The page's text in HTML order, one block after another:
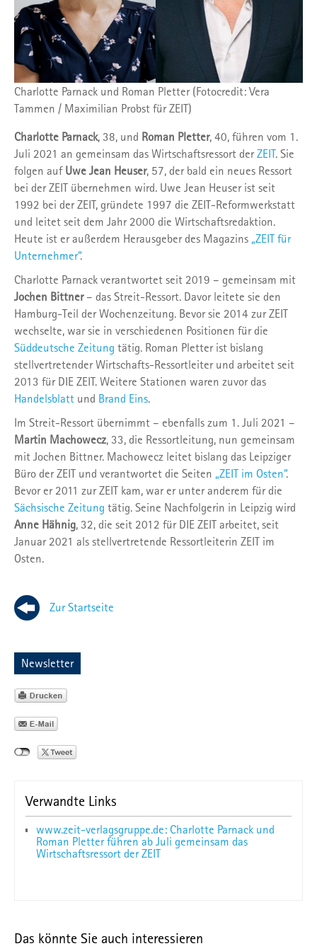
Charlotte Parnack und Roman Pletter (Fotocredit: Vera
Tammen / Maximilian Probst für ZEIT)
Charlotte Parnack, 38, und Roman Pletter, 40, führen vom 1.
Juli 2021 an gemeinsam das Wirtschaftsressort derZEIT. Sie
folgen auf Uwe Jean Heuser, 57, der bald ein neues Ressort
bei der ZEIT übernehmen wird. Uwe Jean Heuser ist seit
1992 bei der ZEIT, gründete 1997 die ZEIT-Reformwerkstatt
und leitet seit dem Jahr 2000 die Wirtschaftsredaktion.
Heute ist er außerdem Herausgeber des Magazins „ZEIT für
Unternehmer“.
Charlotte Parnack verantwortet seit 2019 – gemeinsam mit
Jochen Bittner– das Streit-Ressort. Davor leitete sie den
Hamburg-Teil der Wochenzeitung. Bevor sie 2014 zur ZEIT
wechselte, war sie in verschiedenen Positionen für die
Süddeutsche Zeitung tätig. Roman Pletter ist bislang
stellvertretender Wirtschafts-Ressortleiter und arbeitet seit
2013 für DIE ZEIT. Weitere Stationen waren zuvor das
Handelsblatt und Brand Eins.
Im Streit-Ressort übernimmt – ebenfalls zum 1. Juli 2021 –
Martin Machowecz, 33, die Ressortleitung, nun gemeinsam
mit Jochen Bittner. Machowecz leitet bislang das Leipziger
Büro der ZEIT und verantwortet die Seiten „ZEIT im Osten“.
Bevor er 2011 zur ZEIT kam, war er unter anderem für die
Sächsische Zeitung tätig. Seine Nachfolgerin in Leipzig wird
Anne Hähnig, 32, die seit 2012 für DIE ZEIT arbeitet, seit
Januar 2021 als stellvertretende Ressortleiterin ZEIT im
Osten.
Zur Startseite
Newsletter
Verwandte Links
www.zeit-verlagsgruppe.de: Charlotte Parnack und
Roman Pletter führen ab Juli gemeinsam das
Wirtschaftsressort der ZEIT
Das könnte Sie auch interessieren